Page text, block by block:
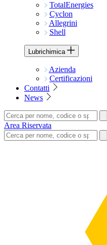
TotalEnergies
Cyclon
Allegrini
Shell
Lubrichimica
Azienda
Certificazioni
Contatti
News
Area Riservata